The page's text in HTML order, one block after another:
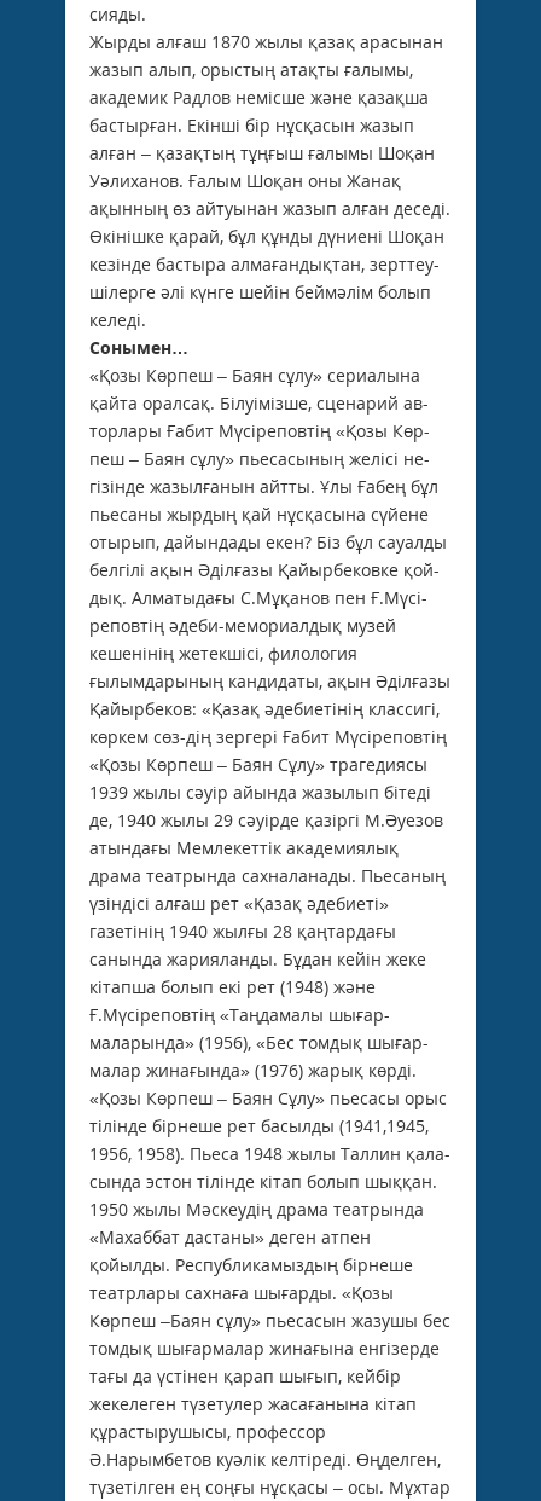
сияды.
Жырды алғаш 1870 жылы қазақ арасы­нан
жазып алып, орыстың атақты ғалымы,
академик Радлов немісше және қазақша
бастырған. Екінші бір нұсқасын жазып
алған – қазақтың тұңғыш ғалымы Шоқан
Уәлиханов. Ғалым Шоқан оны Жанақ
ақын­ның өз айтуынан жазып алған деседі.
Өкінішке қарай, бұл құнды дүниені Шоқан
кезінде бастыра алмағандықтан, зерттеу­
шілерге әлі күнге шейін беймәлім болып
ке­леді.
Сонымен…
«Қозы Көрпеш – Баян сұлу» сериалына
қайта оралсақ. Білуімізше, сценарий ав­
торлары Ғабит Мүсіреповтің «Қозы Көр­
пеш – Баян сұлу» пьесасының желісі не­
гізінде жазылғанын айтты. Ұлы Ғабең бұл
пьесаны жырдың қай нұсқасына сүйене
отырып, дайындады екен? Біз бұл сауалды
белгілі ақын Әділғазы Қайырбековке қой­
дық. Алматыдағы С.Мұқанов пен Ғ.Мүсі­
реповтің әдеби-мемориалдық музей
кешені­нің жетекшісі, филология
ғылымдарының кандидаты, ақын Әділғазы
Қайырбеков: «Қазақ әдебиетінің классигі,
көркем сөз­-дің зергері Ғабит Мүсіреповтің
«Қозы Көр­пеш – Баян Сұлу» трагедиясы
1939 жылы сәуір айында жазылып бітеді
де, 1940 жылы 29 сәуірде қазіргі М.Әуезов
атындағы Мем­лекеттік академиялық
драма театрында сахналанады. Пьесаның
үзіндісі алғаш рет «Қазақ әдебиеті»
газетінің 1940 жылғы 28 қаңтардағы
санында жарияланды. Бұдан кейін жеке
кітапша болып екі рет (1948) және
Ғ.Мүсіреповтің «Таңдамалы шығар­
маларында» (1956), «Бес томдық шығар­
малар жинағында» (1976) жарық көрді.
«Қозы Көрпеш – Баян Сұлу» пьесасы орыс
тілінде бірнеше рет басылды (1941,1945,
1956, 1958). Пьеса 1948 жылы Таллин қала­
сында эстон тілінде кітап болып шыққан.
1950 жылы Мәскеудің драма театрында
«Махаббат дастаны» деген атпен
қойылды. Республикамыздың бірнеше
театрлары сах­наға шығарды. «Қозы
Көрпеш –Баян сұлу» пьесасын жазушы бес
томдық шығармалар жинағына енгізерде
тағы да үстінен қарап шығып, кейбір
жекелеген түзетулер жаса­ғанына кітап
құрастырушысы, профессор
Ә.Нарымбетов куәлік келтіреді. Өңделген,
түзетілген ең соңғы нұсқасы – осы. Мұхтар